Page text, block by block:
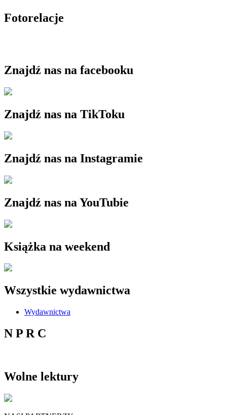
Fotorelacje
Znajdź nas na facebooku
Znajdź nas na TikToku
Znajdź nas na Instagramie
Znajdź nas na YouTubie
Książka na weekend
Wszystkie wydawnictwa
Wydawnictwa
N P R C
Wolne lektury